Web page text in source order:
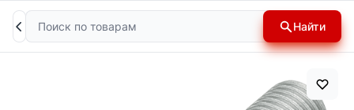
Поиск Найти